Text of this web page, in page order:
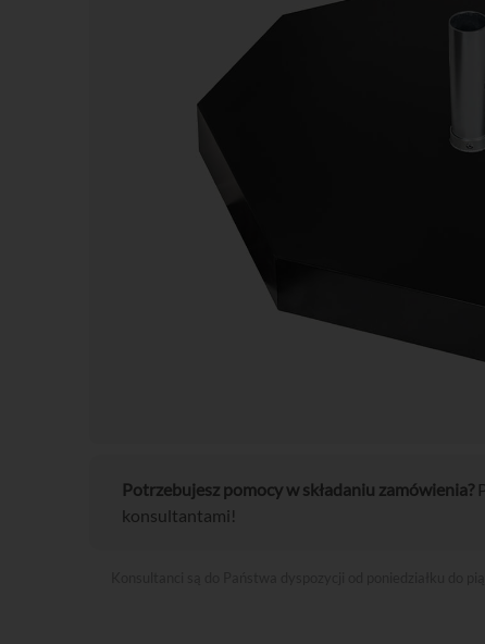
Potrzebujesz pomocy w składaniu zamówienia?
konsultantami!